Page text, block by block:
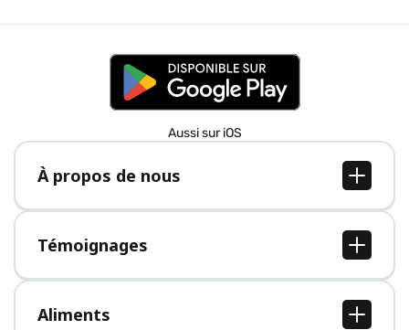
Aussi sur iOS
À propos de nous
À propos de nous
Postes
Presse
Témoignages
Tous les témoignages
Aliments